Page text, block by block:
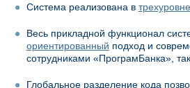
Система реализована в
Весь прикладной функционал
ориентированный подход и
сотрудниками «ПрограмБанка»,
Глобальное разделение кода